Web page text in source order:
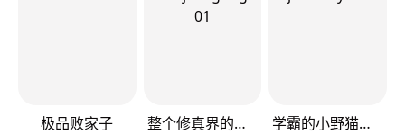
极品败家子 整个修真界的妹子都想抓我 学霸的小野猫太撩人